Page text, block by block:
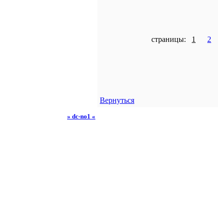
страницы: 1 2
Вернуться
» dc-no1 «